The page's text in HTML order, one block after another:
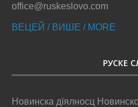
office@ruskeslovo.com
ВЕЦЕЙ / ВИШЕ / MORE
РУСКЕ
Новинска дїялносц